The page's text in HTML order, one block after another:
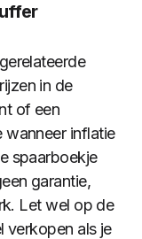
in de
of een
inflatie
spaarboekje
garantie,
Let wel op de
verkopen als je